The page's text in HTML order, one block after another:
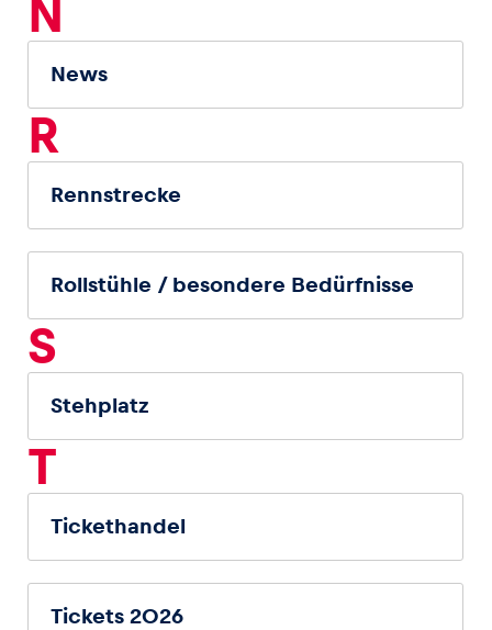
N
News
R
Rennstrecke
Rollstühle / besondere Bedürfnisse
S
Stehplatz
T
Tickethandel
Tickets 2026